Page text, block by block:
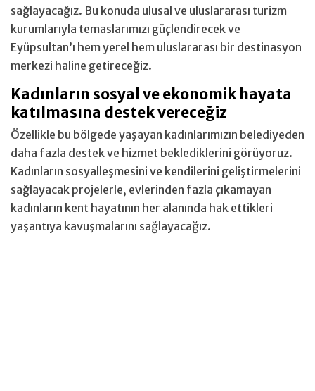
sağlayacağız. Bu konuda ulusal ve uluslararası turizm
kurumlarıyla temaslarımızı güçlendirecek ve
Eyüpsultan’ı hem yerel hem uluslararası bir destinasyon
merkezi haline getireceğiz.
Kadınların sosyal ve ekonomik hayata
katılmasına destek vereceğiz
Özellikle bu bölgede yaşayan kadınlarımızın belediyeden
daha fazla destek ve hizmet beklediklerini görüyoruz.
Kadınların sosyalleşmesini ve kendilerini geliştirmelerini
sağlayacak projelerle, evlerinden fazla çıkamayan
kadınların kent hayatının her alanında hak ettikleri
yaşantıya kavuşmalarını sağlayacağız.